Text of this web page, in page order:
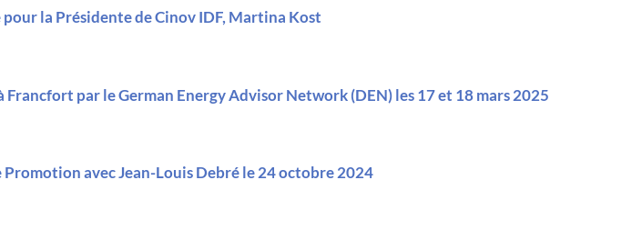
pour la Présidente de Cinov IDF, Martina Kost
par le German Energy Advisor Network (DEN) les 17 et 18 mars 2025
avec Jean-Louis Debré le 24 octobre 2024